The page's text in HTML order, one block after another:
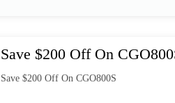
Save $200 Off On
Save $200 Off On CGO800S